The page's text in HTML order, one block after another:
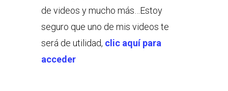
de videos y mucho más…Estoy
seguro que uno de mis videos te
será de utilidad, clic aquí para
acceder